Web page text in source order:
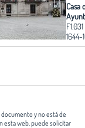
Casa
F1.031
1644-
y no está de
esta web, puede solicitar